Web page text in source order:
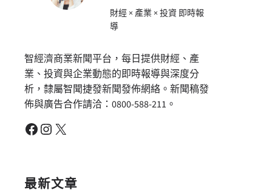
財經 × 產業 × 投資 即時報
導
智經濟商業新聞平台，每日提供財經、產
業、投資與企業動態的即時報導與深度分
析，隸屬智聞捷發新聞發佈網絡。新聞稿發
佈與廣告合作請洽：0800-588-211。
Facebook Instagram X
最新文章